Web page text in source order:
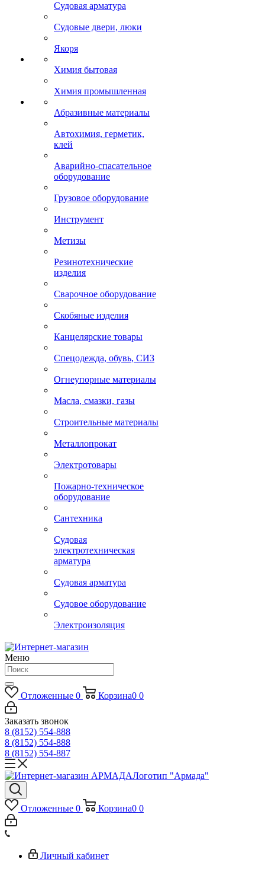
Судовая арматура
Судовые двери, люки
Якоря
Химия бытовая
Химия промышленная
Абразивные материалы
Автохимия, герметик,
клей
Аварийно-спасательное
оборудование
Грузовое оборудование
Инструмент
Метизы
Резинотехнические
изделия
Сварочное оборудование
Скобяные изделия
Канцелярские товары
Спецодежда, обувь, СИЗ
Огнеупорные материалы
Масла, смазки, газы
Строительные материалы
Металлопрокат
Электротовары
Пожарно-техническое
оборудование
Сантехника
Судовая
электротехническая
арматура
Судовая арматура
Судовое оборудование
Электроизоляция
Меню
Отложенные 0 Корзина0 0
Заказать звонок
8 (8152) 554-888
8 (8152) 554-888
8 (8152) 554-887
Логотип "Армада"
Отложенные 0 Корзина0 0
Личный кабинет